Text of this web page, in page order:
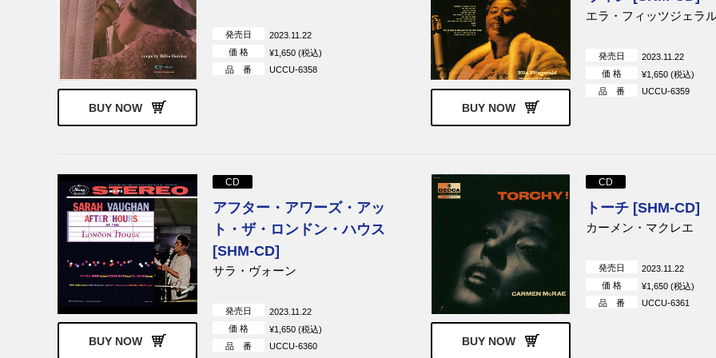
モニカ・ゼタールンド ジョニー・ハートマン
ジャッキー＆ロイ
ディジー・ガレスピー / ダブ
ル・シックス・オブ・パリ
ント・ベイシー
エラ・フィッツジェラルド,ジ
ョー・パス
マンハッタン・トランスファ
ー
ハービー・ハンコック
オスカー・ピーターソ
リオ
オ
デューク・ジョーダン
ザ・スリー・サウンズ
ウィントン・ケリー
レイ・ブライアント
クレア・フィッシャー
オ
ラムゼイ・ルイス
ホレス・パーラン ポール・ブレイ ロレイン・ゲラー
ロンネル・ブライト
ルネ・ユルトルジェ
ピム・ヤコブス・トリオ
フィニアス・ニューボーンJr.
ハンプトン・ホーズ アンドレ・プレヴィン
アルフォンズ・ムゾー
リターン・トゥ・フォーエヴ
ァー
チャック・マンジョーネ デイヴ・グルーシン
デイヴ・グルーシン、リー・
リトナー
アール・クルー エディ・ヘンダーソン
BUY NOW
発売日
2023.11.22
価 格
¥1,650 (税込)
品 番
UCCU-6358
BUY NOW
エラ・フィッツジェラ
発売日
2023.11.22
価 格
¥1,650 (税込)
品 番
UCCU-6359
BUY NOW
CD
アフター・アワーズ・アッ
ト・ザ・ロンドン・ハウス
[SHM-CD]
サラ・ヴォーン
発売日
2023.11.22
価 格
¥1,650 (税込)
品 番
UCCU-6360 BUY NOW
CD
トーチ [SHM-CD]
カーメン・マクレエ
発売日
2023.11.22
価 格
¥1,650 (税込)
品 番
UCCU-6361